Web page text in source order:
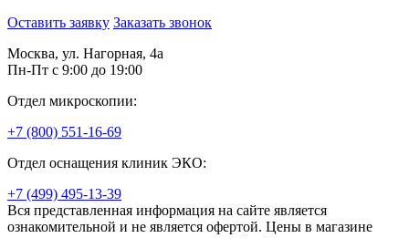
Оставить заявку Заказать звонок
Москва, ул. Нагорная, 4а
Пн-Пт с 9:00 до 19:00
Отдел микроскопии:
+7 (800) 551-16-69
Отдел оснащения клиник ЭКО:
+7 (499) 495-13-39
Вся представленная информация на сайте является
ознакомительной и не является офертой. Цены в магазине